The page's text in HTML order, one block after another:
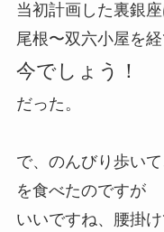
当初計画した裏銀
尾根〜双六小屋を
今でしょう！
だった。
で、のんびり歩いて
を食べたのですが
いいですね、腰掛け